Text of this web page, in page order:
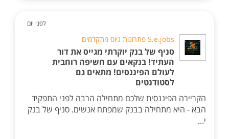
לפני יום
S.e.jobs פתרונות גיוס מתקדמים
סניף של בנק יוקרתי מגייס את דור
העתיד! בנקאים עם חשיפה רוחבית
לעולם הפיננסים! מתאים גם
לסטודנטים
הקריירה הפיננסית שלכם מתחילה הרבה לפני התפקיד
הבא - היא מתחילה בבנק שמפתח אנשים. סניף של בנק
י...